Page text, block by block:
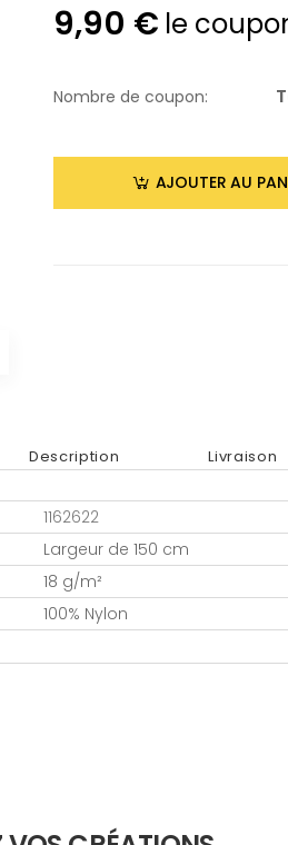
9,90 € le
Nombre de coupon:
AJOUTER AU
Description Livraison
1162622
Largeur de 150 cm
18 g/m²
100% Nylon